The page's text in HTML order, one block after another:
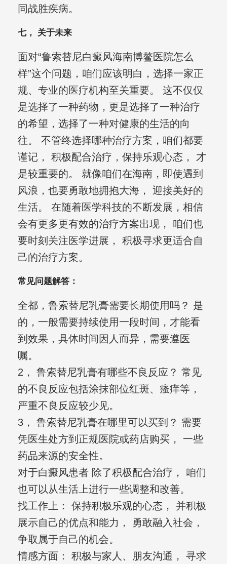
同战胜疾病。
七， 关于未来
面对“鲁索替尼白癜风海南博鳌医院怎么
样”这个问题，咱们应该明白，选择一家正
规、专业的医疗机构至关重要。 这不仅仅
是选择了一种药物，更是选择了一种治疗
的希望，选择了一种对健康的生活的向
往。 不管终选择哪种治疗方案，咱们都要
谨记， 积极配合治疗，保持乐观心态， 才
是较重要的。 就像咱们在海南，即使遇到
风浪，也要勇敢地拥抱大海， 迎接美好的
生活。 在随着医学科技的不断发展，相信
会有更多更有效的治疗方案出现， 咱们也
要时刻关注医学进展， 积极寻求更适合自
己的治疗方案。
常见问题解答：
全都，鲁索替尼乳膏需要长期使用吗？ 是
的，一般需要持续使用一段时间，才能看
到效果，具体时间因人而异，需要遵医
嘱。
2， 鲁索替尼乳膏有哪些不良反应？ 常见
的不良反应包括涂抹部位红斑、瘙痒等，
严重不良反应较少见。
3， 鲁索替尼乳膏在哪里可以买到？ 需要
凭医生处方到正规医院或药店购买， 一些
药品来源的安全性。
对于白癜风患者 除了积极配合治疗， 咱们
也可以从生活上进行一些调整和改善。
找工作上： 保持积极乐观的心态， 并积极
展示自己的优点和能力， 勇敢融入社会，
争取属于自己的机会。
情感方面： 积极与家人、朋友沟通， 寻求